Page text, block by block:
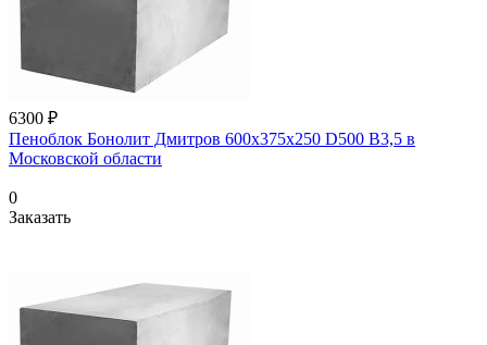
6300 ₽
Пеноблок Бонолит Дмитров 600х375х250 D500 В3,5 в
Московской области
0
Заказать